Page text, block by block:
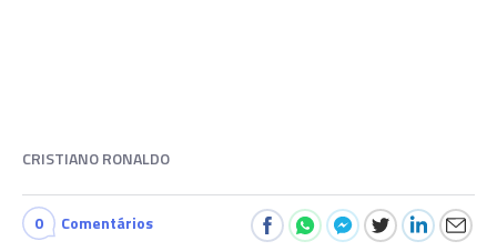
CRISTIANO RONALDO
0 Comentários